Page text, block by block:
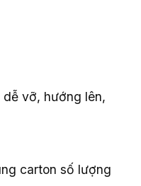
dễ vỡ, hướng lên,
carton số lượng